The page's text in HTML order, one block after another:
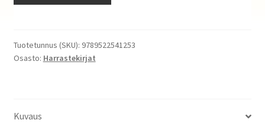
määrä
Tuotetunnus (SKU): 9789522541253
Osasto: Harrastekirjat
Kuvaus